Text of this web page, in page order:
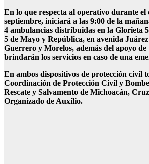
En lo que respecta al operativo durante el
septiembre, iniciará a las 9:00 de la
4 ambulancias distribuidas en la Glorieta
5 de Mayo y República, en avenida
Guerrero y Morelos, además del apoyo de
brindarán los servicios en caso de una
En ambos dispositivos de protección civil
Coordinación de Protección Civil y
Rescate y Salvamento de Michoacán,
Organizado de Auxilio.